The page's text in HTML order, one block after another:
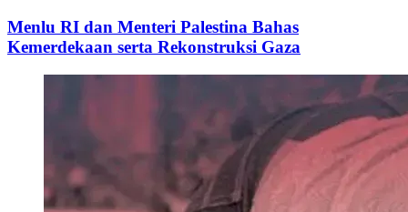
Menlu RI dan Menteri Palestina Bahas
Kemerdekaan serta Rekonstruksi Gaza